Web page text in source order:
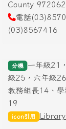
County
電話
(03)8567416
分機
一年級21
級25，六年級
教務組長14、
19
icon引用